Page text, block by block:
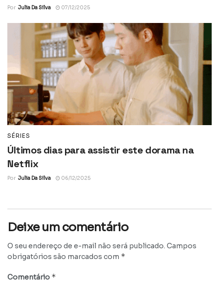
Por Julia Da Silva 07/12/2025
SÉRIES
Últimos dias para assistir este dorama na
Netflix
Por Julia Da Silva 06/12/2025
Deixe um comentário
O seu endereço de e-mail não será publicado. Campos
obrigatórios são marcados com *
Comentário *